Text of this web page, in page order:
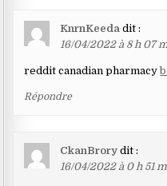
KnrnKeeda dit :
16/04/2022 à 8 h 07
reddit canadian pharmacy
Répondre
CkanBrory dit :
16/04/2022 à 0 h 51